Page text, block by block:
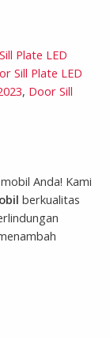
Sill Plate LED
Sill Plate LED
, Door Sill
Anda! Kami
berkualitas